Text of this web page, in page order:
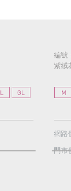
GL
編號
紫絨
M
網路
門市